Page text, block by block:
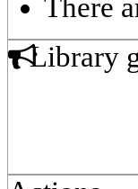
There
Library